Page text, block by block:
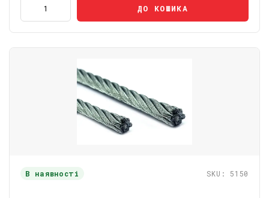
ДО КОШИКА
В наявності SKU: 5150